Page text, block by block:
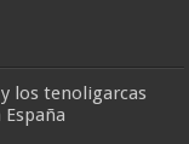
los tenoligarcas